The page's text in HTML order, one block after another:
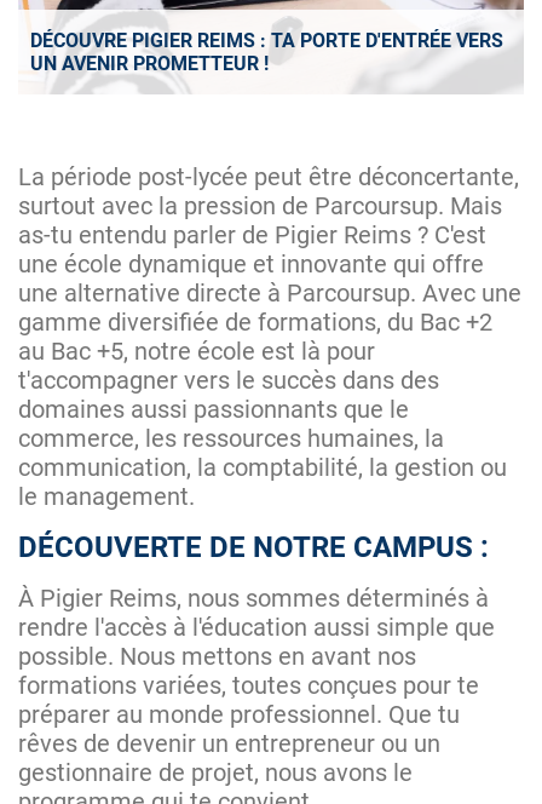
DÉCOUVRE PIGIER REIMS : TA PORTE D'ENTRÉE VERS
UN AVENIR PROMETTEUR !
La période post-lycée peut être déconcertante,
surtout avec la pression de Parcoursup. Mais
as-tu entendu parler de Pigier Reims ? C'est
une école dynamique et innovante qui offre
une alternative directe à Parcoursup. Avec une
gamme diversifiée de formations, du Bac +2
au Bac +5, notre école est là pour
t'accompagner vers le succès dans des
domaines aussi passionnants que le
commerce, les ressources humaines, la
communication, la comptabilité, la gestion ou
le management.
DÉCOUVERTE DE NOTRE CAMPUS :
À Pigier Reims, nous sommes déterminés à
rendre l'accès à l'éducation aussi simple que
possible. Nous mettons en avant nos
formations variées, toutes conçues pour te
préparer au monde professionnel. Que tu
rêves de devenir un entrepreneur ou un
gestionnaire de projet, nous avons le